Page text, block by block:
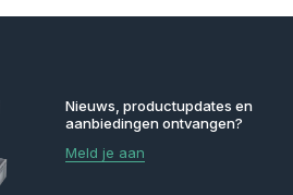
Nieuws, productupdates en
aanbiedingen ontvangen?
Meld je aan